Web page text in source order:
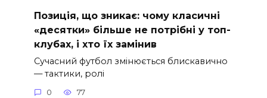
Позиція, що зникає: чому класичні
«десятки» більше не потрібні у топ-
клубах, і хто їх замінив
Сучасний футбол змінюється блискавично
— тактики, ролі
0 77